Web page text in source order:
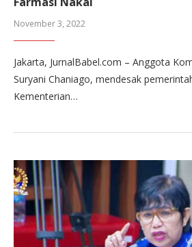
November 3, 2022
Jakarta, JurnalBabel.com – Anggota
Suryani Chaniago, mendesak
Kementerian…